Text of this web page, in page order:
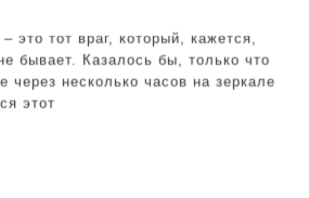
методы
и
средства
бывает. Казалось бы, только что
через несколько часов на зеркале
этот